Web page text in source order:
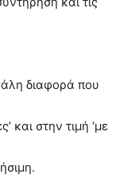
διαφορά που
και στην τιμή ‘με